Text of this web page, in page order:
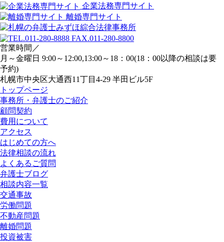
企業法務専門サイト
離婚専門サイト
営業時間／
月～金曜日 9:00～12:00,13:00～18：00(18：00以降の相談は要
予約)
札幌市中央区大通西11丁目4-29 半田ビル5F
トップページ
事務所・弁護士のご紹介
顧問契約
費用について
アクセス
はじめての方へ
法律相談の流れ
よくあるご質問
弁護士ブログ
相談内容一覧
交通事故
労働問題
不動産問題
離婚問題
投資被害